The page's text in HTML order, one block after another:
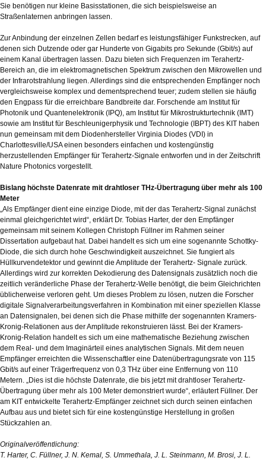
Sie benötigen nur kleine Basisstationen, die sich beispielsweise an
Straßenlaternen anbringen lassen.
Zur Anbindung der einzelnen Zellen bedarf es leistungsfähiger Funkstrecken, auf
denen sich Dutzende oder gar Hunderte von Gigabits pro Sekunde (Gbit/s) auf
einem Kanal übertragen lassen. Dazu bieten sich Frequenzen im Terahertz-
Bereich an, die im elektromagnetischen Spektrum zwischen den Mikrowellen und
der Infrarotstrahlung liegen. Allerdings sind die entsprechenden Empfänger noch
vergleichsweise komplex und dementsprechend teuer; zudem stellen sie häufig
den Engpass für die erreichbare Bandbreite dar. Forschende am Institut für
Photonik und Quantenelektronik (IPQ), am Institut für Mikrostrukturtechnik (IMT)
sowie am Institut für Beschleunigerphysik und Technologie (IBPT) des KIT haben
nun gemeinsam mit dem Diodenhersteller Virginia Diodes (VDI) in
Charlottesville/USA einen besonders einfachen und kostengünstig
herzustellenden Empfänger für Terahertz-Signale entworfen und in der Zeitschrift
Nature Photonics vorgestellt.
Bislang höchste Datenrate mit drahtloser THz-Übertragung über mehr als 100
Meter
„Als Empfänger dient eine einzige Diode, mit der das Terahertz-Signal zunächst
einmal gleichgerichtet wird“, erklärt Dr. Tobias Harter, der den Empfänger
gemeinsam mit seinem Kollegen Christoph Füllner im Rahmen seiner
Dissertation aufgebaut hat. Dabei handelt es sich um eine sogenannte Schottky-
Diode, die sich durch hohe Geschwindigkeit auszeichnet. Sie fungiert als
Hüllkurvendetektor und gewinnt die Amplitude der Terahertz- Signale zurück.
Allerdings wird zur korrekten Dekodierung des Datensignals zusätzlich noch die
zeitlich veränderliche Phase der Terahertz-Welle benötigt, die beim Gleichrichten
üblicherweise verloren geht. Um dieses Problem zu lösen, nutzen die Forscher
digitale Signalverarbeitungsverfahren in Kombination mit einer speziellen Klasse
an Datensignalen, bei denen sich die Phase mithilfe der sogenannten Kramers-
Kronig-Relationen aus der Amplitude rekonstruieren lässt. Bei der Kramers-
Kronig-Relation handelt es sich um eine mathematische Beziehung zwischen
dem Real- und dem Imaginärteil eines analytischen Signals. Mit dem neuen
Empfänger erreichten die Wissenschaftler eine Datenübertragungsrate von 115
Gbit/s auf einer Trägerfrequenz von 0,3 THz über eine Entfernung von 110
Metern. „Dies ist die höchste Datenrate, die bis jetzt mit drahtloser Terahertz-
Übertragung über mehr als 100 Meter demonstriert wurde“, erläutert Füllner. Der
am KIT entwickelte Terahertz-Empfänger zeichnet sich durch seinen einfachen
Aufbau aus und bietet sich für eine kostengünstige Herstellung in großen
Stückzahlen an.
Originalveröffentlichung:
T. Harter, C. Füllner, J. N. Kemal, S. Ummethala, J. L. Steinmann, M. Brosi, J. L.